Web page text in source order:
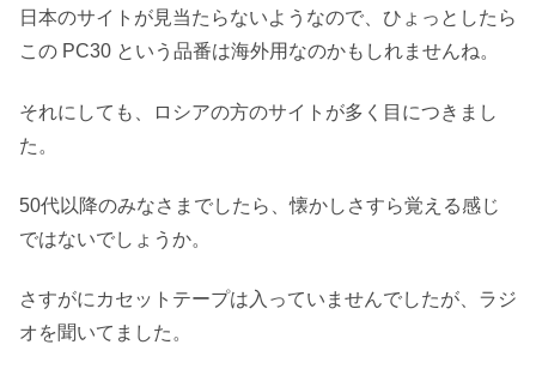
日本のサイトが見当たらないようなので、ひょっとしたら
この PC30 という品番は海外用なのかもしれませんね。
それにしても、ロシアの方のサイトが多く目につきまし
た。
50代以降のみなさまでしたら、懐かしさすら覚える感じ
ではないでしょうか。
さすがにカセットテープは入っていませんでしたが、ラジ
オを聞いてました。